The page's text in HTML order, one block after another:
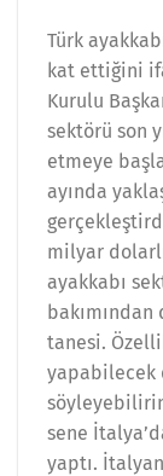
Türk
kat ettiğini
Kurulu
sektörü son
etmeye
ayında
milyar
ayakkabı
tanesi.
yapabilecek
sene
yaptı.